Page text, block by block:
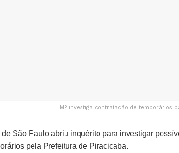
MP investiga contratação de temporários
São Paulo abriu inquérito para investigar
pela Prefeitura de Piracicaba.